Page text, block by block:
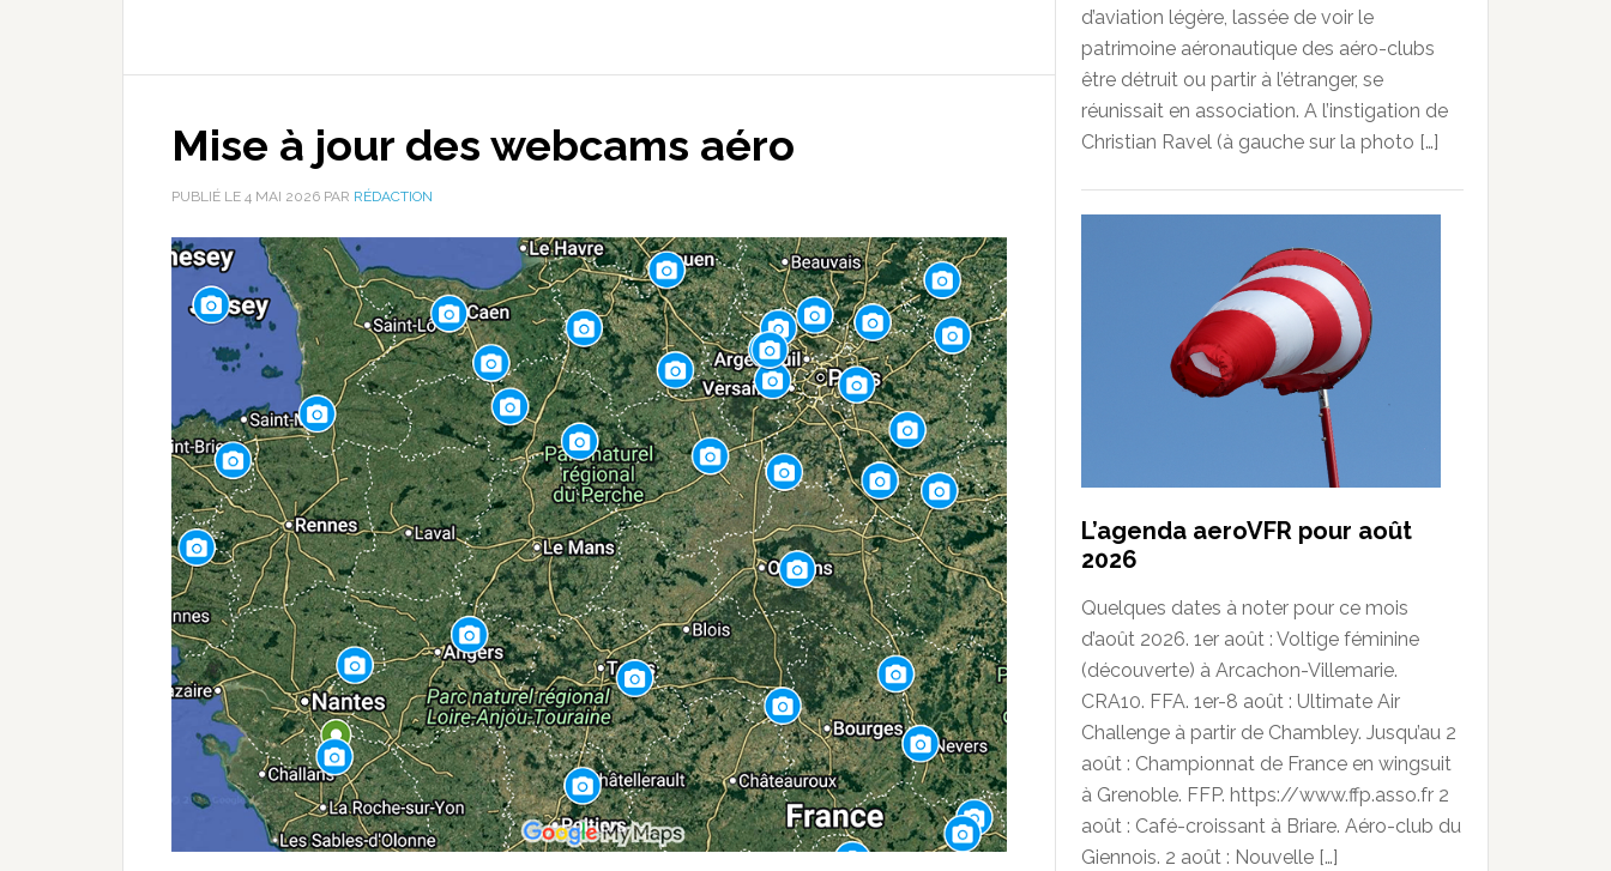
Mise à jour des webcams aéro
PUBLIÉ LE 4 MAI 2026 PAR RÉDACTION
d’aviation légère, lassée de voir le
patrimoine aéronautique des aéro-clubs
être détruit ou partir à l’étranger, se
réunissait en association. A l’instigation de
Christian Ravel (à gauche sur la photo […]
L’agenda aeroVFR pour août
2026
Quelques dates à noter pour ce mois
d’août 2026. 1er août : Voltige féminine
(découverte) à Arcachon-Villemarie.
CRA10. FFA. 1er-8 août : Ultimate Air
Challenge à partir de Chambley. Jusqu’au 2
août : Championnat de France en wingsuit
à Grenoble. FFP. https://www.ffp.asso.fr 2
août : Café-croissant à Briare. Aéro-club du
Giennois. 2 août : Nouvelle […]